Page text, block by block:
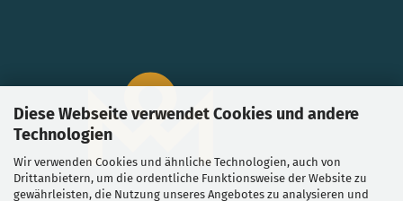
Diese Webseite verwendet Cookies und andere
Technologien
Wir verwenden Cookies und ähnliche Technologien, auch von
Drittanbietern, um die ordentliche Funktionsweise der Website zu
gewährleisten, die Nutzung unseres Angebotes zu analysieren und